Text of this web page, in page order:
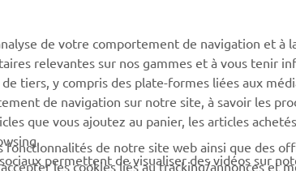
techniques
les réparateurs
Safety Data
de votre comportement de navigation et à
relevantes sur nos gammes et à vous tenir
tiers, y compris des plate-formes liées aux
de navigation sur notre site, à savoir les
que vous ajoutez au panier, les articles
permettent de visualiser des vidéos sur
de notre site web ainsi que des
les cookies liés au tracking/annonces et